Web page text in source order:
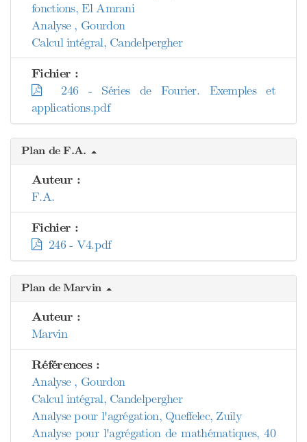
fonctions, El Amrani
Analyse , Gourdon
Calcul intégral, Candelpergher
Fichier :
246 - Séries de Fourier. Exemples et
applications.pdf
Plan de F.A.
Auteur :
F.A.
Fichier :
246 - V4.pdf
Plan de Marvin
Auteur :
Marvin
Références :
Analyse , Gourdon
Calcul intégral, Candelpergher
Analyse pour l'agrégation, Queffelec, Zuily
Analyse pour l'agrégation de mathématiques, 40